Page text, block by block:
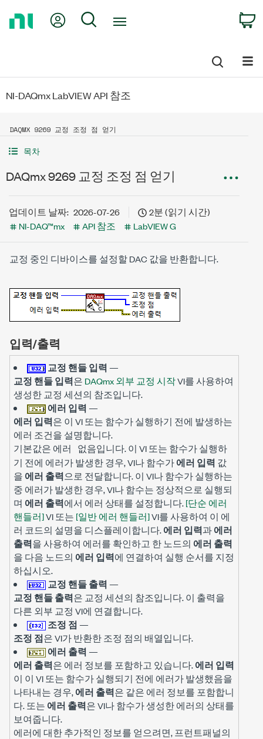
My Account
Search
NI-DAQmx LabVIEW API 참조
DAQMX 9269 교정 조정 점 얻기
목차
DAQmx 9269 교정 조정 점 얻기
업데이트 날짜: 2026-07-26
2분 (읽기 시간)
NI-DAQ™mx
API 참조 LabVIEW G
교정 중인 디바이스를 설정할 DAC 값을 반환합니다.
입력/출력
교정 핸들 입력 —
교정 핸들 입력은 DAQmx 외부 교정 시작VI를 사용하여
생성한 교정 세션의 참조입니다.
에러 입력 —
에러 입력은 이 VI 또는 함수가 실행하기 전에 발생하는
에러 조건을 설명합니다.
기본값은 에러 없음입니다. 이 VI 또는 함수가 실행하
기 전에 에러가 발생한 경우, VI나 함수가에러 입력 값
을 에러 출력으로 전달합니다. 이 VI나 함수가 실행하는
중 에러가 발생한 경우, VI나 함수는 정상적으로 실행되
며 에러 출력에서 에러 상태를 설정합니다.[단순 에러
핸들러]VI 또는 [일반 에러 핸들러]VI를 사용하여 이 에
러 코드의 설명을 디스플레이합니다.에러 입력과에러
출력을 사용하여 에러를 확인하고 한 노드의 에러 출력
을 다음 노드의 에러 입력에 연결하여 실행 순서를 지정
하십시오.
교정 핸들 출력 —
교정 핸들 출력은 교정 세션의 참조입니다. 이 출력을
다른 외부 교정 VI에 연결합니다.
조정 점 —
조정 점은 VI가 반환한 조정 점의 배열입니다.
에러 출력 —
에러 출력은 에러 정보를 포함하고 있습니다.에러 입력
이 이 VI 또는 함수가 실행되기 전에 에러가 발생했음을
나타내는 경우,에러 출력은 같은 에러 정보를 포함합니
다. 또는 에러 출력은 VI나 함수가 생성한 에러의 상태를
보여줍니다.
에러에 대한 추가적인 정보를 얻으려면, 프런트패널의